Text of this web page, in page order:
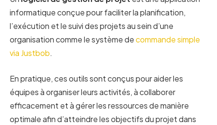
informatique conçue pour faciliter la planification,
l’exécution et le suivi des projets au sein d’une
organisation comme le système decommande simple
via Justbob.
En pratique, ces outils sont conçus pour aider les
équipes à organiser leurs activités, à collaborer
efficacement et à gérer les ressources de manière
optimale afin d’atteindre les objectifs du projet dans